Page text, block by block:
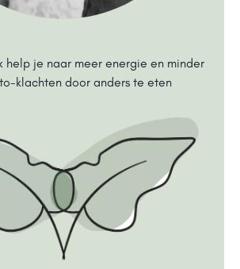
help je naar meer energie en minder
klachten door anders te eten